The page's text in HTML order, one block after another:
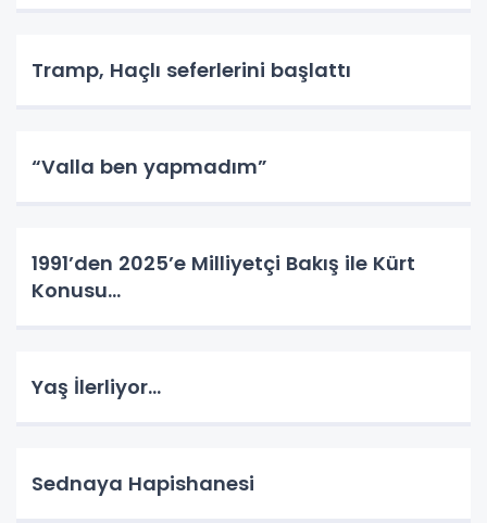
Tramp, Haçlı seferlerini başlattı
“Valla ben yapmadım”
1991’den 2025’e Milliyetçi Bakış ile Kürt
Konusu…
Yaş İlerliyor…
Sednaya Hapishanesi